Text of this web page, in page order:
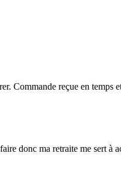
Commande reçue en temps
donc ma retraite me sert à